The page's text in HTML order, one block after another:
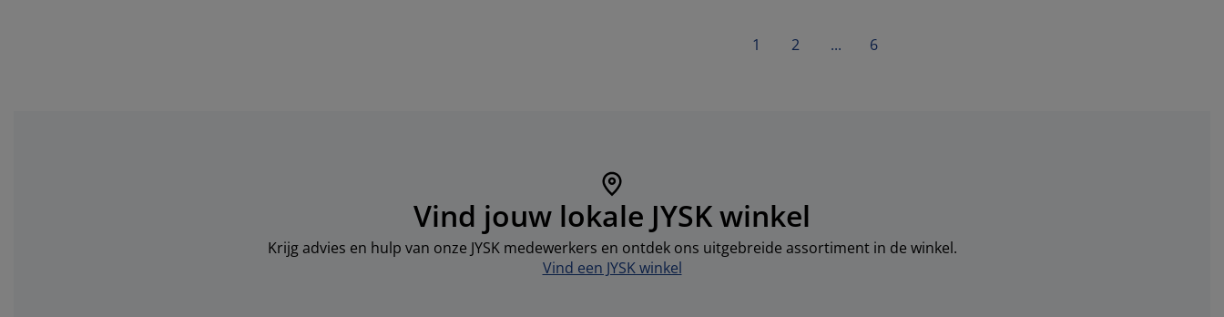
1 2 ... 6
Vind jouw lokale JYSK winkel
Krijg advies en hulp van onze JYSK medewerkers en ontdek ons uitgebreide assortiment in de winkel.
Vind een JYSK winkel